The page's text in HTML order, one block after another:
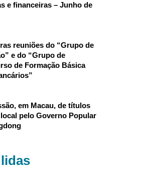
e financeiras – Junho de
reuniões do “Grupo de
e do “Grupo de
de Formação Básica
em Macau, de títulos
pelo Governo Popular